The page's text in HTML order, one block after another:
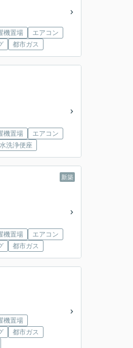
機置場
エアコン
都市ガス
機置場
エアコン
洗浄便座
新築
機置場
エアコン
都市ガス
機置場
都市ガス